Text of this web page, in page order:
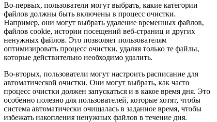
Во-первых, пользователи могут выбрать, какие категории
файлов должны быть включены в процесс очистки.
Например, они могут выбрать удаление временных файлов,
файлов cookie, истории посещений веб-страниц и других
ненужных файлов. Это позволяет пользователям
оптимизировать процесс очистки, удаляя только те файлы,
которые действительно необходимо удалить.
Во-вторых, пользователи могут настроить расписание для
автоматической очистки. Они могут выбрать, как часто
процесс очистки должен запускаться и в какое время дня. Это
особенно полезно для пользователей, которые хотят, чтобы
система автоматически очищалась в заданное время, чтобы
избежать накопления ненужных файлов в течение дня.